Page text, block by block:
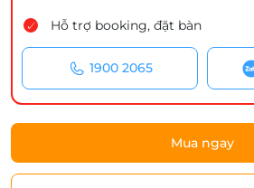
Hỗ trợ booking, đặt bàn
1900 2065
Mua ngay